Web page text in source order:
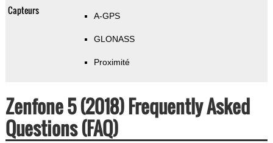
Capteurs A-GPS
GLONASS
Proximité
Zenfone 5 (2018) Frequently Asked
Questions (FAQ)